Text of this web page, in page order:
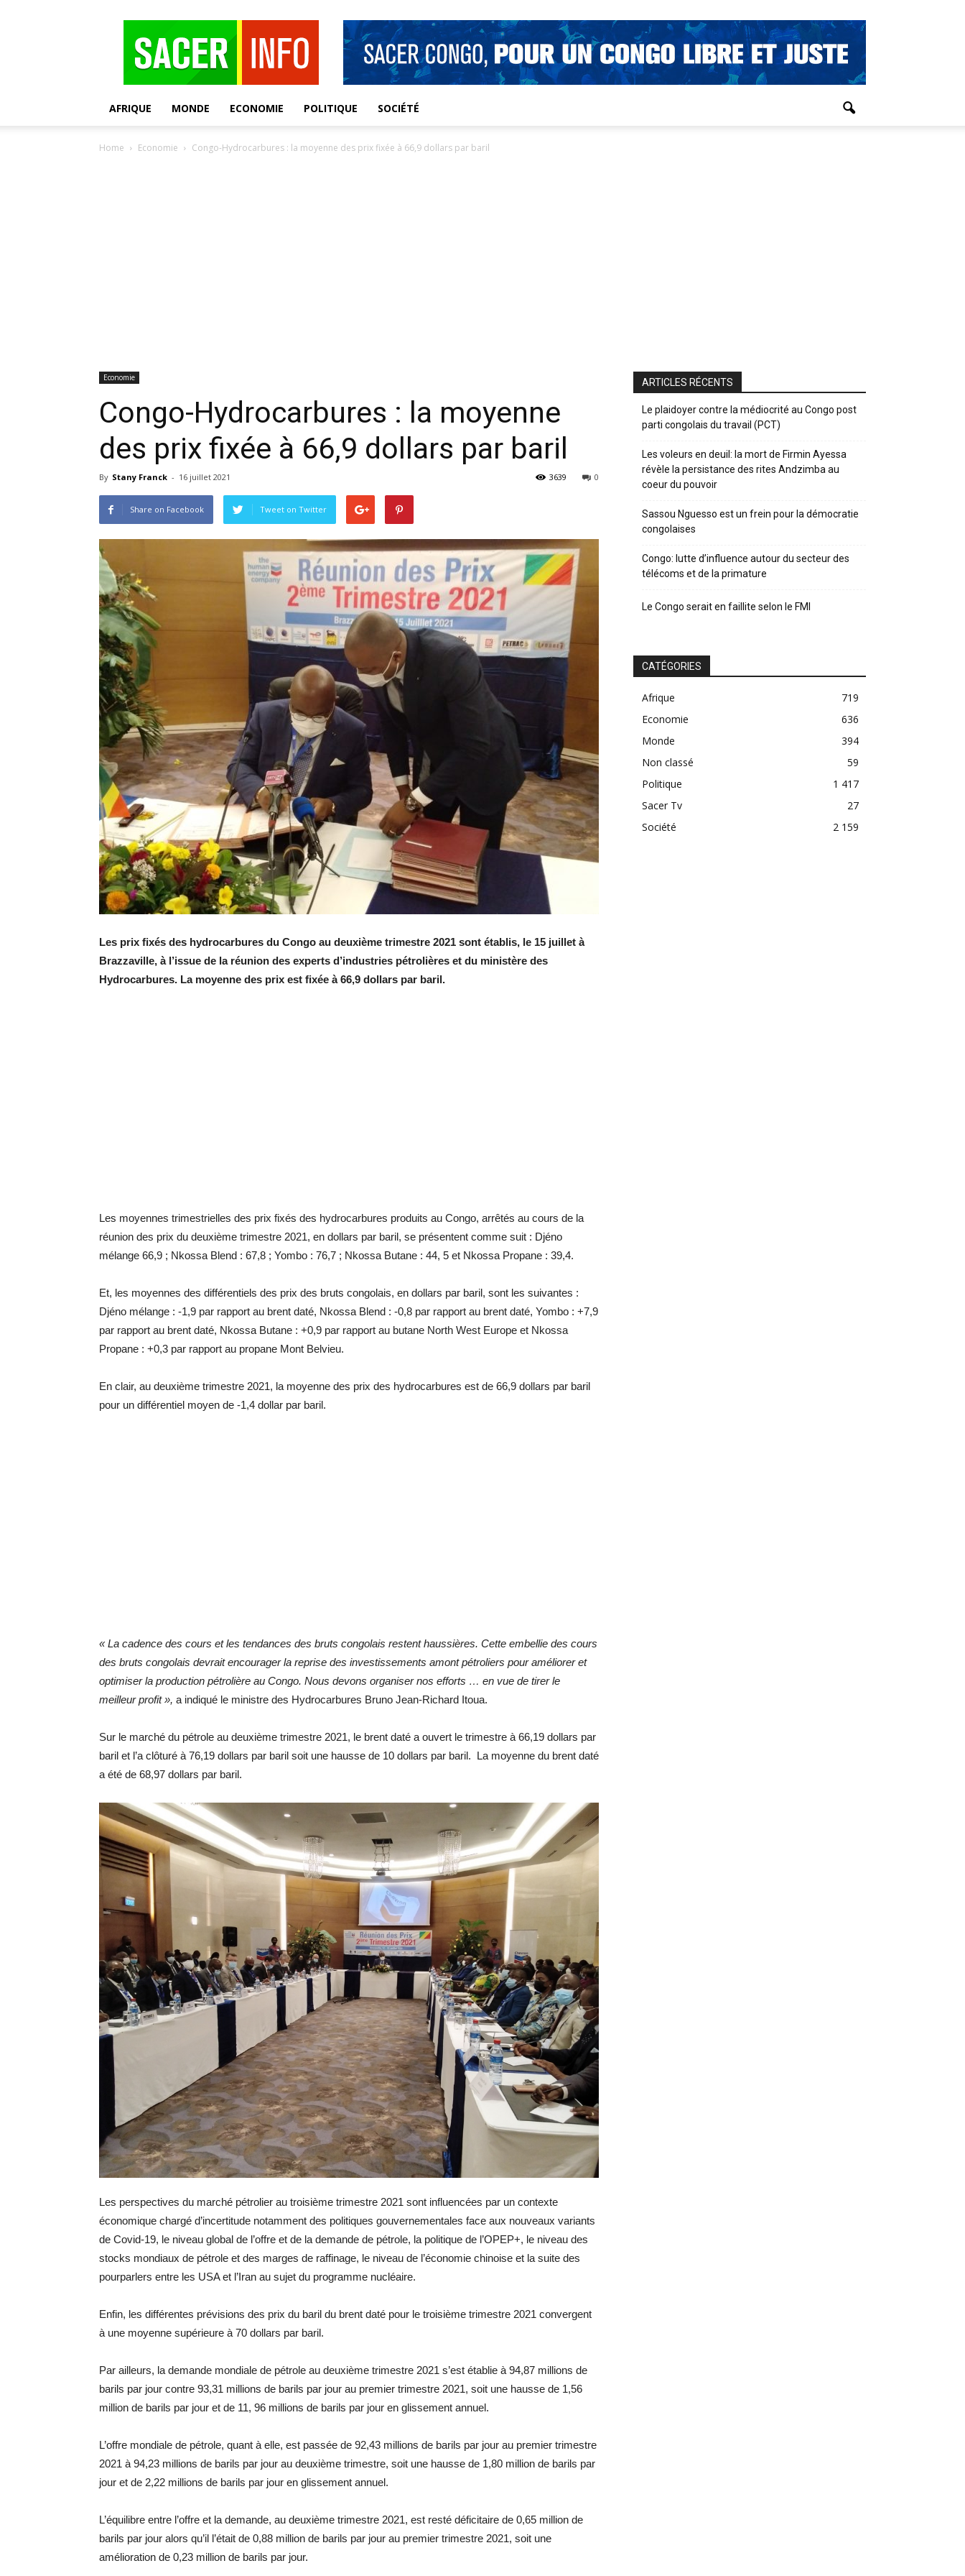
AFRIQUE MONDE ECONOMIE POLITIQUE SOCIÉTÉ
Home Economie Congo-Hydrocarbures : la moyenne des prix fixée à 66,9 dollars par baril
Economie
Congo-Hydrocarbures : la moyenne
des prix fixée à 66,9 dollars par baril
By Stany Franck - 16 juillet 2021 0
3639
Share on Facebook Tweet on Twitter
Les prix fixés des hydrocarbures du Congo au deuxième trimestre 2021 sont établis, le 15 juillet à
Brazzaville, à l’issue de la réunion des experts d’industries pétrolières et du ministère des
Hydrocarbures. La moyenne des prix est fixée à 66,9 dollars par baril.
Les moyennes trimestrielles des prix fixés des hydrocarbures produits au Congo, arrêtés au cours de la
réunion des prix du deuxième trimestre 2021, en dollars par baril, se présentent comme suit : Djéno
mélange 66,9 ; Nkossa Blend : 67,8 ; Yombo : 76,7 ; Nkossa Butane : 44, 5 et Nkossa Propane : 39,4.
Et, les moyennes des différentiels des prix des bruts congolais, en dollars par baril, sont les suivantes :
Djéno mélange : -1,9 par rapport au brent daté, Nkossa Blend : -0,8 par rapport au brent daté, Yombo : +7,9
par rapport au brent daté, Nkossa Butane : +0,9 par rapport au butane North West Europe et Nkossa
Propane : +0,3 par rapport au propane Mont Belvieu.
En clair, au deuxième trimestre 2021, la moyenne des prix des hydrocarbures est de 66,9 dollars par baril
pour un différentiel moyen de -1,4 dollar par baril.
« La cadence des cours et les tendances des bruts congolais restent haussières. Cette embellie des cours
des bruts congolais devrait encourager la reprise des investissements amont pétroliers pour améliorer et
optimiser la production pétrolière au Congo. Nous devons organiser nos efforts … en vue de tirer le
meilleur profit », a indiqué le ministre des Hydrocarbures Bruno Jean-Richard Itoua.
Sur le marché du pétrole au deuxième trimestre 2021, le brent daté a ouvert le trimestre à 66,19 dollars par
baril et l’a clôturé à 76,19 dollars par baril soit une hausse de 10 dollars par baril. La moyenne du brent daté
a été de 68,97 dollars par baril.
Les perspectives du marché pétrolier au troisième trimestre 2021 sont influencées par un contexte
économique chargé d’incertitude notamment des politiques gouvernementales face aux nouveaux variants
de Covid-19, le niveau global de l’offre et de la demande de pétrole, la politique de l’OPEP+, le niveau des
stocks mondiaux de pétrole et des marges de raffinage, le niveau de l’économie chinoise et la suite des
pourparlers entre les USA et l’Iran au sujet du programme nucléaire.
Enfin, les différentes prévisions des prix du baril du brent daté pour le troisième trimestre 2021 convergent
à une moyenne supérieure à 70 dollars par baril.
Par ailleurs, la demande mondiale de pétrole au deuxième trimestre 2021 s’est établie à 94,87 millions de
barils par jour contre 93,31 millions de barils par jour au premier trimestre 2021, soit une hausse de 1,56
million de barils par jour et de 11, 96 millions de barils par jour en glissement annuel.
L’offre mondiale de pétrole, quant à elle, est passée de 92,43 millions de barils par jour au premier trimestre
2021 à 94,23 millions de barils par jour au deuxième trimestre, soit une hausse de 1,80 million de barils par
jour et de 2,22 millions de barils par jour en glissement annuel.
L’équilibre entre l’offre et la demande, au deuxième trimestre 2021, est resté déficitaire de 0,65 million de
barils par jour alors qu’il l’était de 0,88 million de barils par jour au premier trimestre 2021, soit une
amélioration de 0,23 million de barils par jour.
ARTICLES RÉCENTS
Le plaidoyer contre la médiocrité au Congo post
parti congolais du travail (PCT)
Les voleurs en deuil: la mort de Firmin Ayessa
révèle la persistance des rites Andzimba au
coeur du pouvoir
Sassou Nguesso est un frein pour la démocratie
congolaises
Congo: lutte d’influence autour du secteur des
télécoms et de la primature
Le Congo serait en faillite selon le FMI
CATÉGORIES
Afrique
719
Economie
636
Monde
394
Non classé
59
Politique
1 417
Sacer Tv
27
Société
2 159